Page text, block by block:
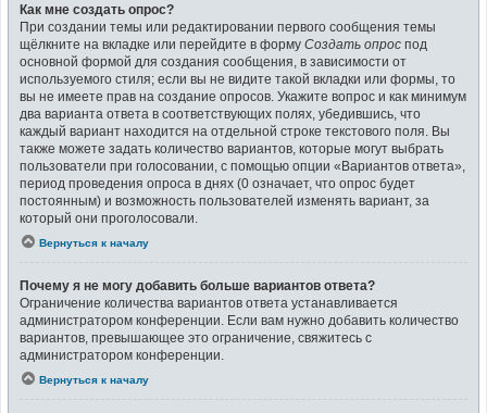
Как мне создать опрос?
При создании темы или редактировании первого сообщения темы
щёлкните на вкладке или перейдите в форму Создать опрос под
основной формой для создания сообщения, в зависимости от
используемого стиля; если вы не видите такой вкладки или формы, то
вы не имеете прав на создание опросов. Укажите вопрос и как минимум
два варианта ответа в соответствующих полях, убедившись, что
каждый вариант находится на отдельной строке текстового поля. Вы
также можете задать количество вариантов, которые могут выбрать
пользователи при голосовании, с помощью опции «Вариантов ответа»,
период проведения опроса в днях (0 означает, что опрос будет
постоянным) и возможность пользователей изменять вариант, за
который они проголосовали.
Вернуться к началу
Почему я не могу добавить больше вариантов ответа?
Ограничение количества вариантов ответа устанавливается
администратором конференции. Если вам нужно добавить количество
вариантов, превышающее это ограничение, свяжитесь с
администратором конференции.
Вернуться к началу